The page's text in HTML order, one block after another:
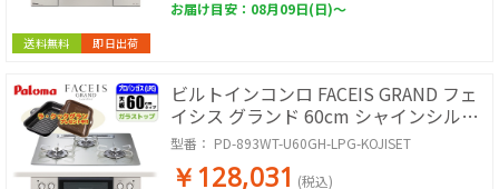
送料無料 即日出荷
お届け目安：08月09日(日)～
ビルトインコンロ FACEIS GRAND フェ
イシス グランド 60cm シャインシルバ
ー プロパン用【日本製】台数限定!!
ラ・クックグランサービス!【標準工事
費込み】
型番： PD-893WT-U60GH-LPG-KOJISET
￥128,031 (税込)